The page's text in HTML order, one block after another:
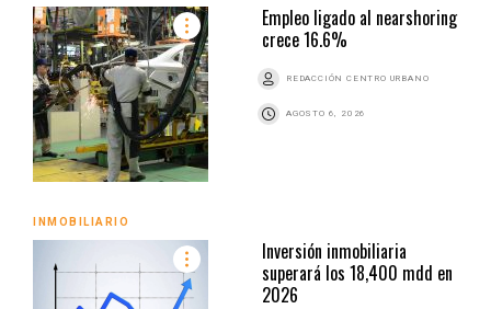
Empleo ligado al nearshoring
crece 16.6%
REDACCIÓN CENTRO URBANO
AGOSTO 6, 2026
INMOBILIARIO
Inversión inmobiliaria
superará los 18,400 mdd en
2026